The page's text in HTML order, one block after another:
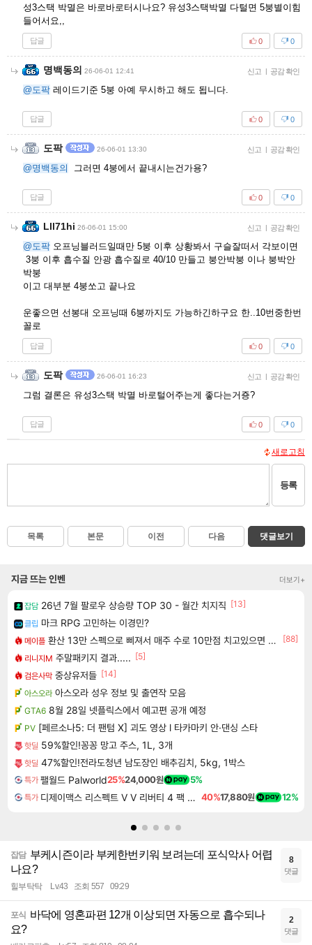
성3스택 박멸은 바로바로터시나요? 유성3스택박멸 다털면 5붕별이힘
들어서요,,
답글 0
0
명백동의 26-06-01 12:41 신고 | 공감 확인
@도팍 레이드기준 5붕 아예 무시하고 해도 됩니다.
답글 0
0
도팍 26-06-01 13:30 신고 | 공감 확인
@명백동의 그러면 4붕에서 끝내시는건가용?
답글 0
0
Lll71hi 26-06-01 15:00 신고 | 공감 확인
@도팍 오프닝블러드일때만 5붕 이후 상황봐서 구슬잘떠서 각보이면
3붕 이후 흡수질 안광 흡수질로 40/10 만들고 붕안박붕 이나 붕박안
박붕
이고 대부분 4붕쏘고 끝나요
운좋으면 선봉대 오프닝때 6붕까지도 가능하긴하구요 한..10번중한번
꼴로
답글 0
0
도팍 26-06-01 16:23 신고 | 공감 확인
그럼 결론은 유성3스택 박멸 바로털어주는게 좋다는거죵?
답글 0
0
새로고침
등록
목록 본문 이전 다음 댓글보기
지금 뜨는 인벤 더보기+
잡담 26년 7월 팔로우 상승량 TOP 30 - 월간 치지직 [13]
클립 마크 RPG 고민하는 이경민?
메이플 환산 13만 스펙으로 삐져서 매주 수로 10만점 치고있으면 ㅋㅋ
[88]
리니지M 주말패키지 결과..... [5]
검은사막 중상유저들 [14]
아스오라 아스오라 성우 정보 및 출연작 모음
GTA6 8월 28일 넷플릭스에서 예고편 공개 예정
PV [페르소나5: 더 팬텀 X] 괴도 영상 l 타카마키 안·댄싱 스타
핫딜 59%할인!꽁꽁 망고 주스, 1L, 3개
핫딜 47%할인!전라도청년 남도장인 배추김치, 5kg, 1박스
특가 팰월드 Palworld25%24,000원 5%
특가 디제이맥스 리스펙트 V V 리버티 4 팩 DJMAX RESPECT V V Liberty 4 Pack DLC 40%17,880원 12%
잡담 부케시즌이라 부케한번키워 보려는데 포식악사 어렵
나요?
힐부탁탁 Lv.43 조회 557 09:29
8
댓글
포식
바닥에 영혼파편 12개 이상되면 자동으로 흡수되나
요?
2
댓글